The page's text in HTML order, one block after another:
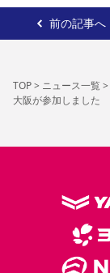
前の記事へ
TOP> ニュース一覧>
大阪が参加しました